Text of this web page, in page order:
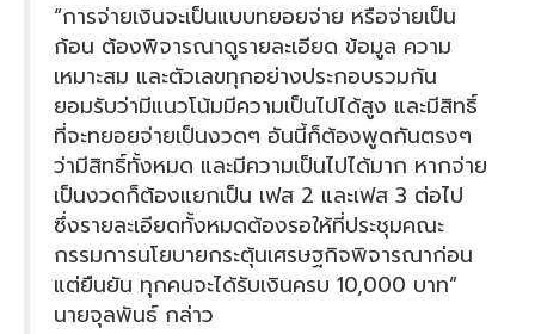
“การจ่ายเงินจะเป็นแบบทยอยจ่าย หรือจ่ายเป็น
ก้อน ต้องพิจารณาดูรายละเอียด ข้อมูล ความ
เหมาะสม และตัวเลขทุกอย่างประกอบรวมกัน
ยอมรับว่ามีแนวโน้มมีความเป็นไปได้สูง และมีสิทธิ์
ที่จะทยอยจ่ายเป็นงวดๆ อันนี้ก็ต้องพูดกันตรงๆ
ว่ามีสิทธิ์ทั้งหมด และมีความเป็นไปได้มาก หากจ่าย
เป็นงวดก็ต้องแยกเป็น เฟส 2 และเฟส 3 ต่อไป
ซึ่งรายละเอียดทั้งหมดต้องรอให้ที่ประชุมคณะ
กรรมการนโยบายกระตุ้นเศรษฐกิจพิจารณาก่อน
แต่ยืนยัน ทุกคนจะได้รับเงินครบ 10,000 บาท”
นายจุลพันธ์ กล่าว